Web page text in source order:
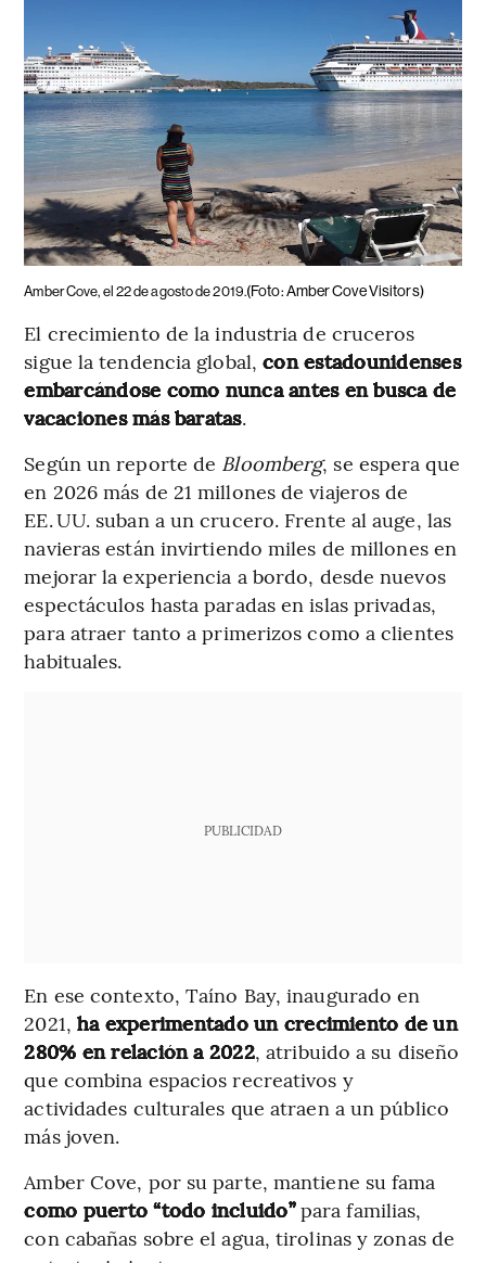
Amber Cove, el 22 de agosto de 2019.(Foto: Amber Cove Visitors)
El crecimiento de la industria de cruceros
sigue la tendencia global, con estadounidenses
embarcándose como nunca antes en busca de
vacaciones más baratas.
Según un reporte de Bloomberg, se espera que
en 2026 más de 21 millones de viajeros de
EE. UU. suban a un crucero. Frente al auge, las
navieras están invirtiendo miles de millones en
mejorar la experiencia a bordo, desde nuevos
espectáculos hasta paradas en islas privadas,
para atraer tanto a primerizos como a clientes
habituales.
PUBLICIDAD
En ese contexto, Taíno Bay, inaugurado en
2021, ha experimentado un crecimiento de un
280% en relación a 2022, atribuido a su diseño
que combina espacios recreativos y
actividades culturales que atraen a un público
más joven.
Amber Cove, por su parte, mantiene su fama
como puerto “todo incluido”para familias,
con cabañas sobre el agua, tirolinas y zonas de